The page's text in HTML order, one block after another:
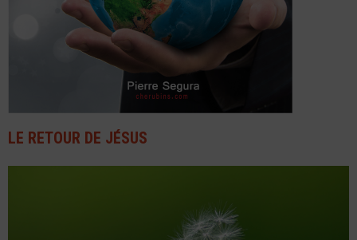
LE RETOUR DE JÉSUS